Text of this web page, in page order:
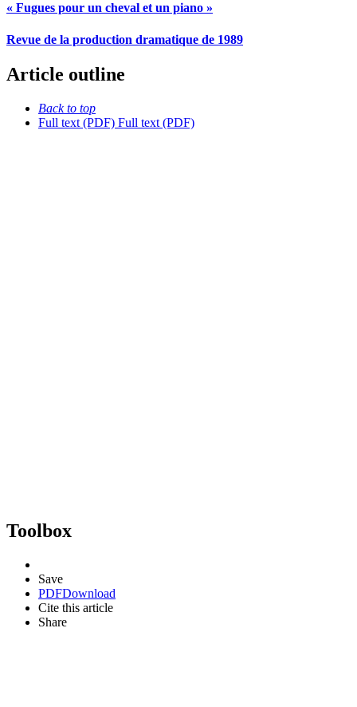
« Fugues pour un cheval et un piano »
Revue de la production dramatique de 1989
Article outline
Back to top
Full text (PDF) Full text (PDF)
Toolbox
Save
PDFDownload
Cite this article
Share